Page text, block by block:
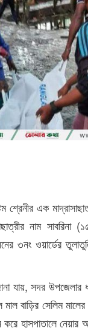
শ্রেনীর এক
নাম
৩নং ওয়ার্ডের
যায়, সদর উপজেলার
বাড়ির সেলিম
করে হাসপাতালে